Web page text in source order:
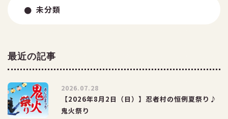
未分類
最近の記事
2026.07.28
【2026年8月2日（日）】忍者村の恒例夏祭り♪
鬼火祭り